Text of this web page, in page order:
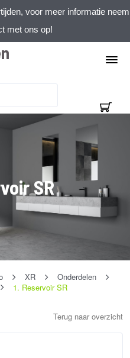
voor meer informatie neem
met ons op!
SR
XR
Onderdelen
1. Reservoir SR
Terug naar overzicht